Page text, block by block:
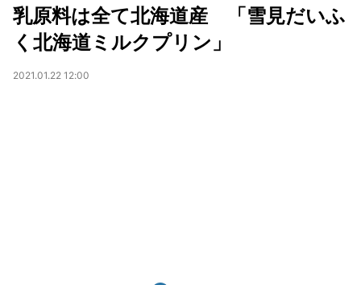
乳原料は全て北海道産 「雪見だいふ
く北海道ミルクプリン」
2021.01.22 12:00